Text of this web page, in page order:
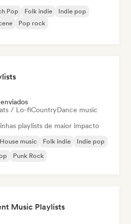
Pop Folk indie
Indie pop
Pop rock
/ Lo-fiCountryDance music
playlists de maior impacto
House music Folk indie
Indie pop
Punk Rock
Music Playlists